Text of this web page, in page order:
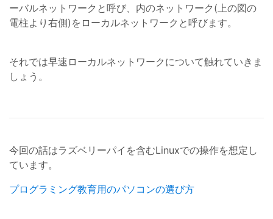
ーバルネットワークと呼び、内のネットワーク(上の図の
電柱より右側)をローカルネットワークと呼びます。
それでは早速ローカルネットワークについて触れていきま
しょう。
今回の話はラズベリーパイを含むLinuxでの操作を想定し
ています。
プログラミング教育用のパソコンの選び方